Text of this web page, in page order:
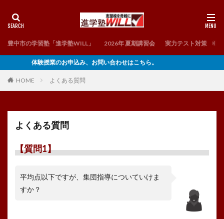
豊中市の学習塾「進学塾WILL」 2026年 夏期講習会 実力テスト対策 理
体験授業のお申込み、お問い合わせはこちら。
HOME よくある質問
よくある質問
【質問1】
平均点以下ですが、集団指導についていけま
すか？